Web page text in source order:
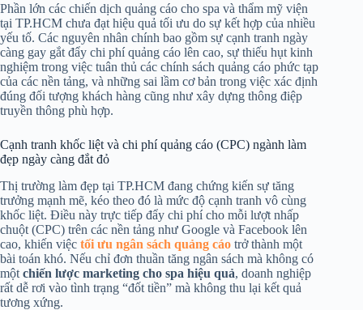
Phần lớn các chiến dịch quảng cáo cho spa và thẩm mỹ viện
tại TP.HCM chưa đạt hiệu quả tối ưu do sự kết hợp của nhiều
yếu tố. Các nguyên nhân chính bao gồm sự cạnh tranh ngày
càng gay gắt đẩy chi phí quảng cáo lên cao, sự thiếu hụt kinh
nghiệm trong việc tuân thủ các chính sách quảng cáo phức tạp
của các nền tảng, và những sai lầm cơ bản trong việc xác định
đúng đối tượng khách hàng cũng như xây dựng thông điệp
truyền thông phù hợp.
Cạnh tranh khốc liệt và chi phí quảng cáo (CPC) ngành làm
đẹp ngày càng đắt đỏ
Thị trường làm đẹp tại TP.HCM đang chứng kiến sự tăng
trưởng mạnh mẽ, kéo theo đó là mức độ cạnh tranh vô cùng
khốc liệt. Điều này trực tiếp đẩy chi phí cho mỗi lượt nhấp
chuột (CPC) trên các nền tảng như Google và Facebook lên
cao, khiến việc tối ưu ngân sách quảng cáo trở thành một
bài toán khó. Nếu chỉ đơn thuần tăng ngân sách mà không có
một chiến lược marketing cho spa hiệu quả, doanh nghiệp
rất dễ rơi vào tình trạng “đốt tiền” mà không thu lại kết quả
tương xứng.